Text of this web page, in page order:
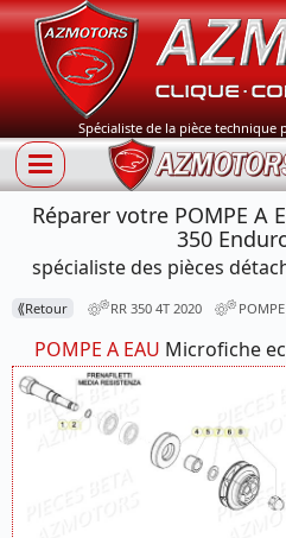
Spécialiste de la pièce technique
Réparer votre POMPE A
350
spécialiste des pièces
⟪Retour RR 350 4T 2020
POMPE A EAU Microfiche